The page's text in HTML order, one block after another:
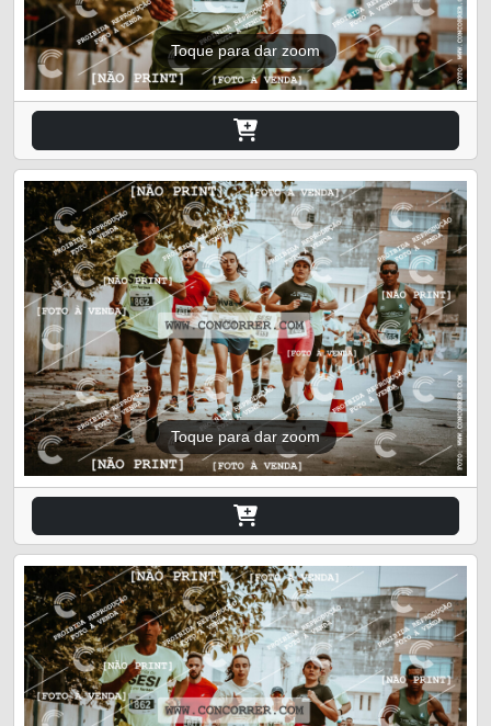
Toque para dar zoom
Toque para dar zoom